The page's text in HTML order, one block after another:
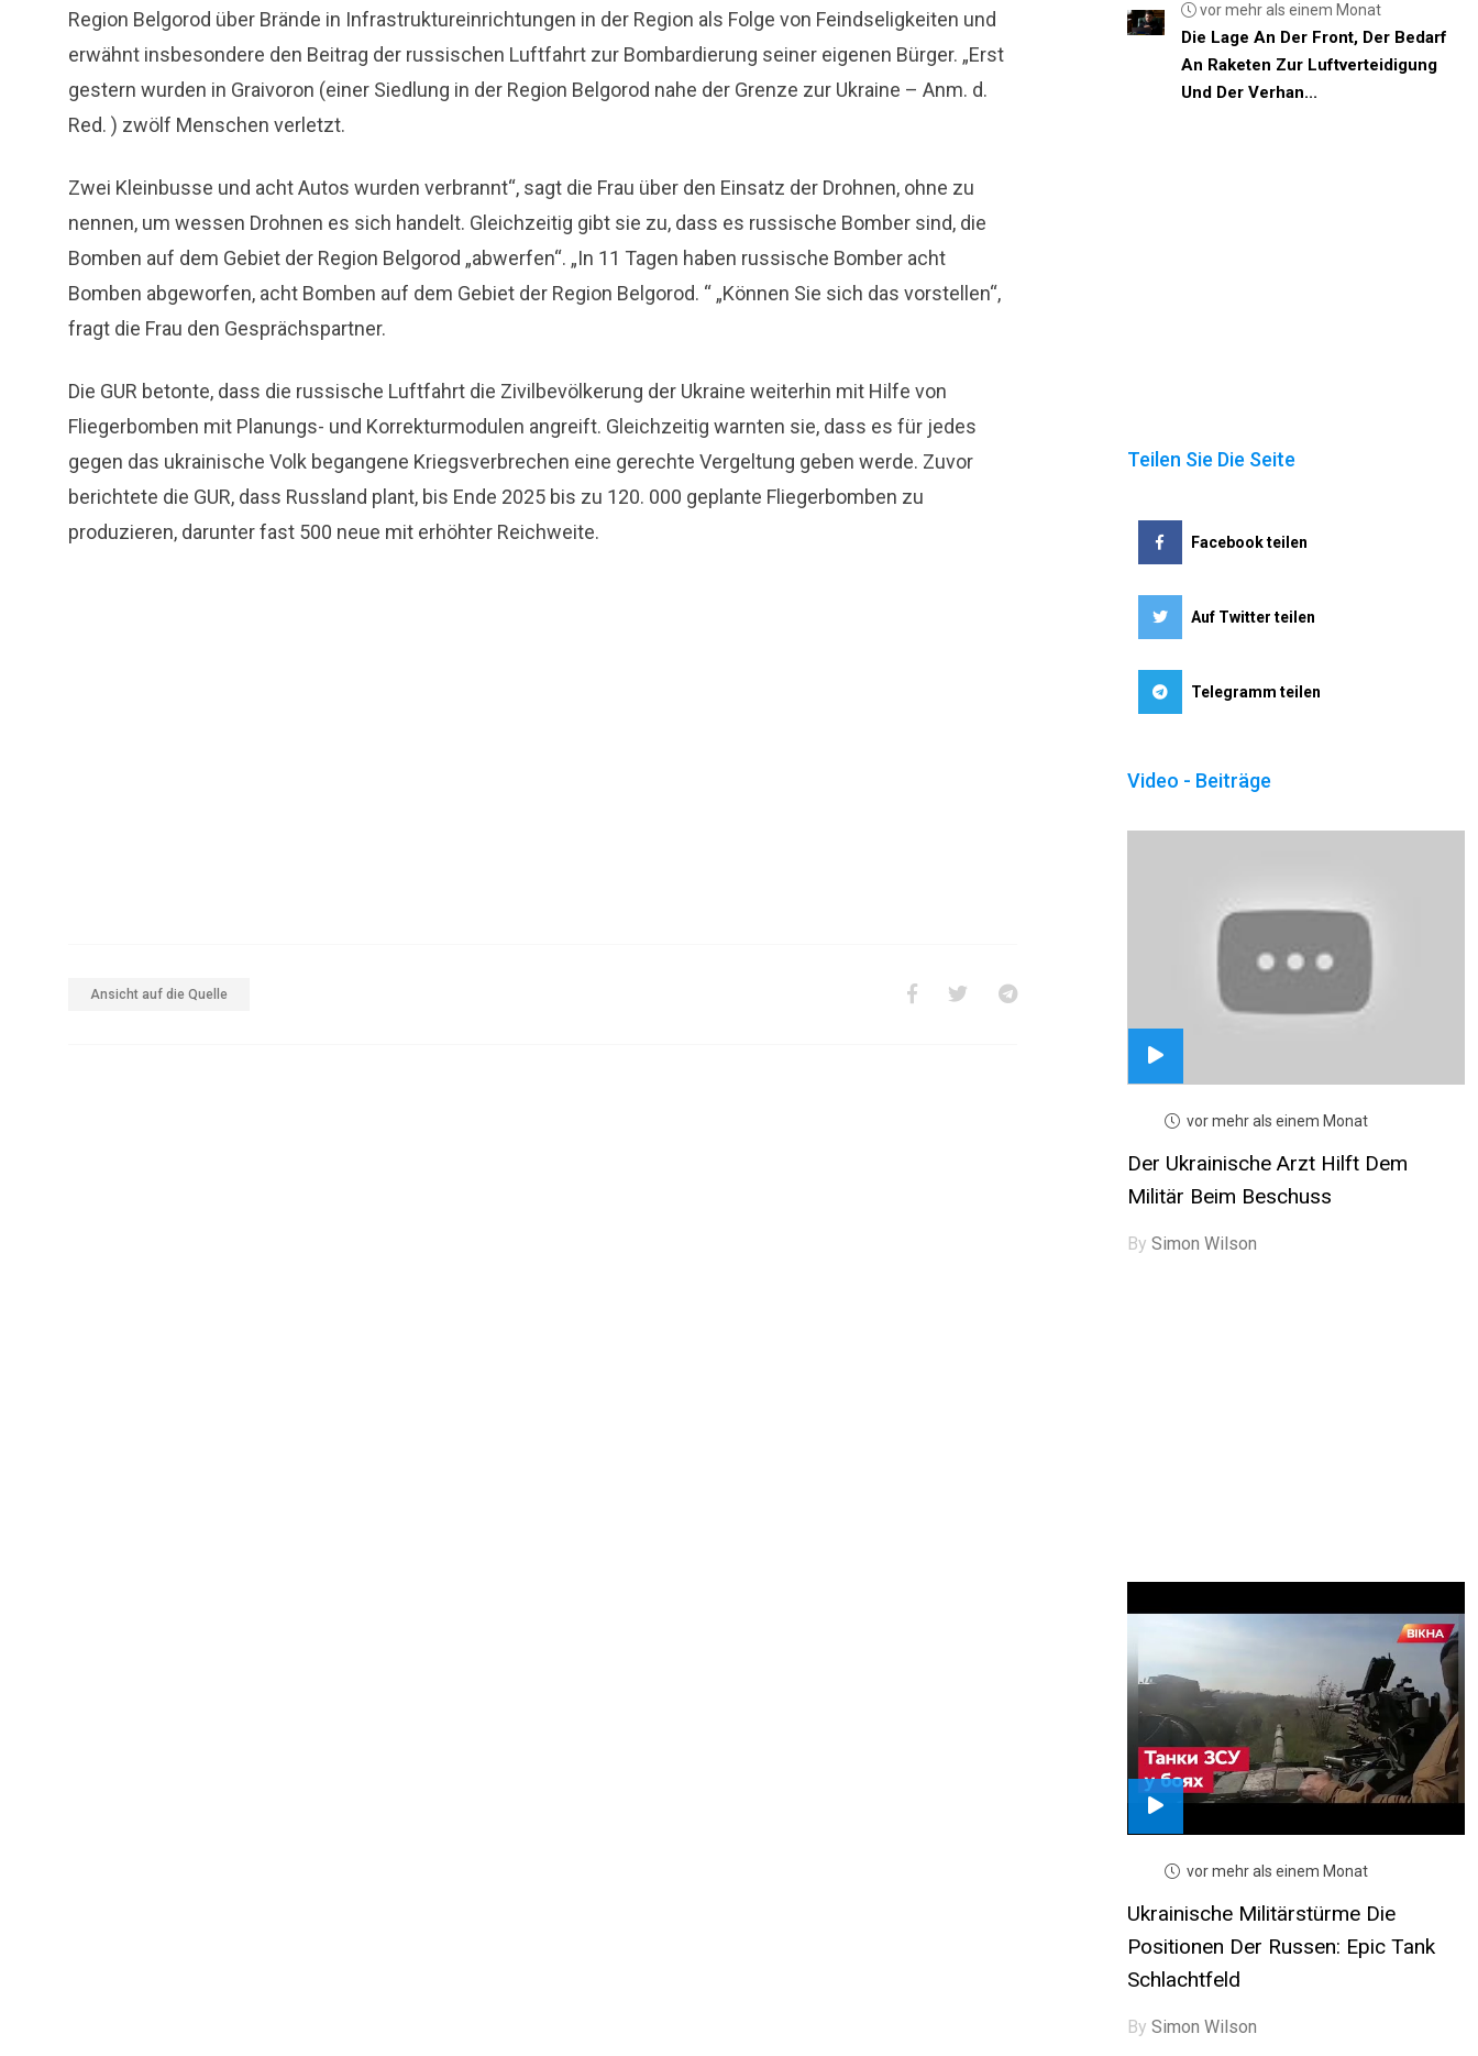
Region Belgorod über Brände in Infrastruktureinrichtungen in der Region als Folge von Feindseligkeiten und
erwähnt insbesondere den Beitrag der russischen Luftfahrt zur Bombardierung seiner eigenen Bürger. „Erst
gestern wurden in Graivoron (einer Siedlung in der Region Belgorod nahe der Grenze zur Ukraine – Anm. d.
Red. ) zwölf Menschen verletzt.
Zwei Kleinbusse und acht Autos wurden verbrannt“, sagt die Frau über den Einsatz der Drohnen, ohne zu
nennen, um wessen Drohnen es sich handelt. Gleichzeitig gibt sie zu, dass es russische Bomber sind, die
Bomben auf dem Gebiet der Region Belgorod „abwerfen“. „In 11 Tagen haben russische Bomber acht
Bomben abgeworfen, acht Bomben auf dem Gebiet der Region Belgorod. “ „Können Sie sich das vorstellen“,
fragt die Frau den Gesprächspartner.
Die GUR betonte, dass die russische Luftfahrt die Zivilbevölkerung der Ukraine weiterhin mit Hilfe von
Fliegerbomben mit Planungs- und Korrekturmodulen angreift. Gleichzeitig warnten sie, dass es für jedes
gegen das ukrainische Volk begangene Kriegsverbrechen eine gerechte Vergeltung geben werde. Zuvor
berichtete die GUR, dass Russland plant, bis Ende 2025 bis zu 120. 000 geplante Fliegerbomben zu
produzieren, darunter fast 500 neue mit erhöhter Reichweite.
Ansicht auf die Quelle
vor mehr als einem Monat
Die Lage An Der Front, Der Bedarf
An Raketen Zur Luftverteidigung
Und Der Verhan...
Teilen Sie Die Seite
Facebook teilen
Auf Twitter teilen
Telegramm teilen
Video - Beiträge
vor mehr als einem Monat
Der Ukrainische Arzt Hilft Dem
Militär Beim Beschuss
By Simon Wilson
vor mehr als einem Monat
Ukrainische Militärstürme Die
Positionen Der Russen: Epic Tank
Schlachtfeld
By Simon Wilson